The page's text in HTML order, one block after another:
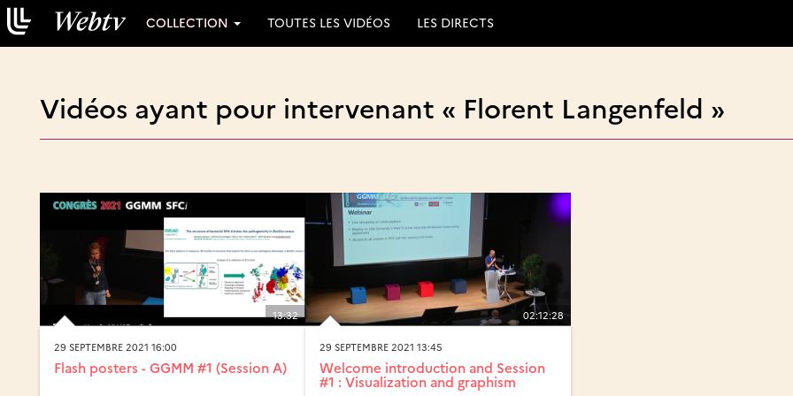
COLLECTION TOUTES LES VIDÉOS LES DIRECTS
Vidéos ayant pour intervenant « Florent Langenfeld »
13:32
29 SEPTEMBRE 2021 16:00
Flash posters - GGMM #1 (Session A)
02:12:28
29 SEPTEMBRE 2021 13:45
Welcome introduction and Session
#1 : Visualization and graphism